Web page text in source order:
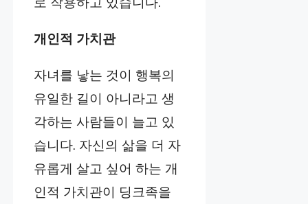
개인적 가치관
자녀를 낳는 것이 행복의
유일한 길이 아니라고 생
각하는 사람들이 늘고 있
습니다. 자신의 삶을 더 자
유롭게 살고 싶어 하는 개
인적 가치관이 딩크족을